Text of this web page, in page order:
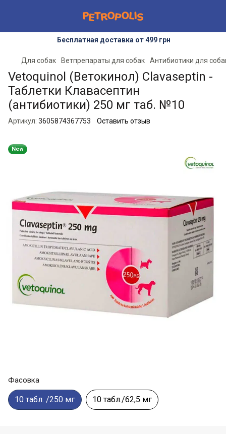
Бесплатная доставка от 499 грн
Для собак Ветпрепараты для собак Антибиотики для
Vetoquinol (Ветокинол) Clavaseptin -
Таблетки Клавасептин
(антибиотики) 250 мг таб. №10
Артикул: 3605874367753 Оставить отзыв
New
Фасовка
10 табл. /250 мг 10 табл./62,5 мг